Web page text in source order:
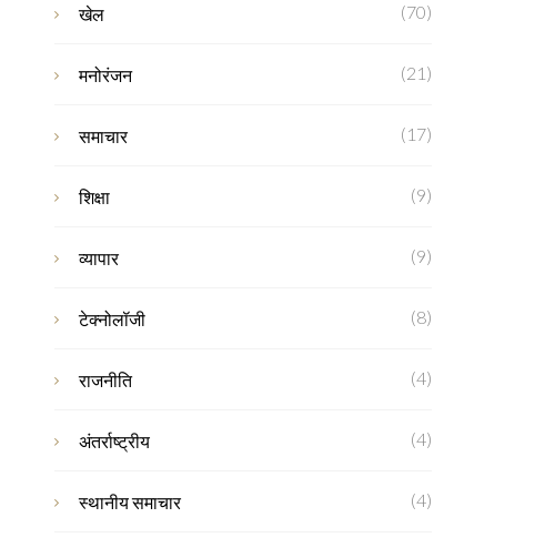
खेल (70)
मनोरंजन (21)
समाचार (17)
शिक्षा (9)
व्यापार (9)
टेक्नोलॉजी (8)
राजनीति (4)
अंतर्राष्ट्रीय (4)
स्थानीय समाचार (4)